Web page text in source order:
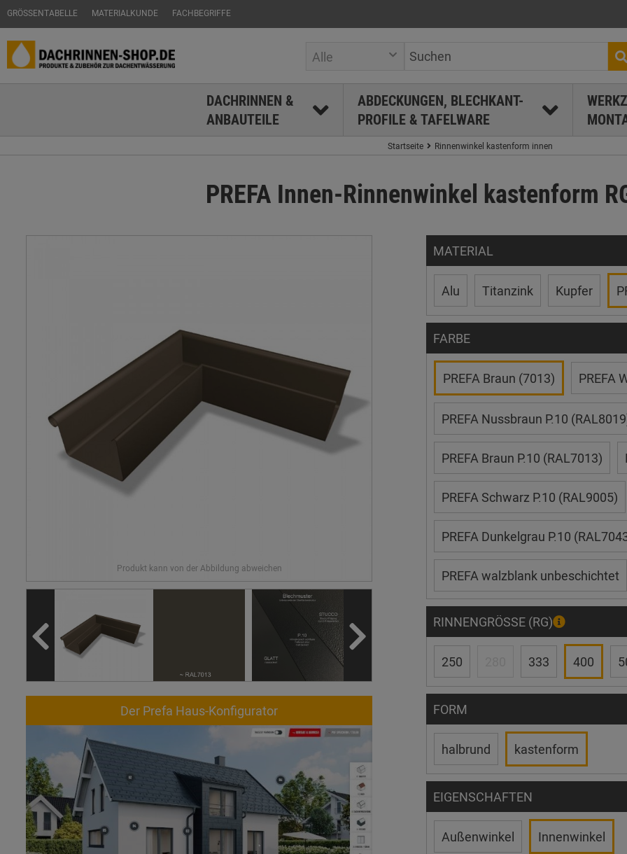
GRÖSSENTABELLE MATERIALKUNDE FACHBEGRIFFE
Alle
DACHRINNEN &
ANBAUTEILE
ABDECKUNGEN, BLECHKANT-
PROFILE & TAFELWARE
Startseite Rinnenwinkel kastenform innen
PREFA Innen-Rinnenwinkel kastenform
Der Prefa Haus-Konfigurator
MATERIAL
Alu Titanzink Kupfer
FARBE
PREFA Braun (7013) PREFA
PREFA Nussbraun P.10
PREFA Braun P.10 (RAL7013)
PREFA Schwarz P.10 (RAL9005)
PREFA Dunkelgrau P.10
PREFA walzblank unbeschichtet
RINNENGRÖSSE (RG)
250 333 400
FORM
halbrund kastenform
EIGENSCHAFTEN
Außenwinkel Innenwinkel